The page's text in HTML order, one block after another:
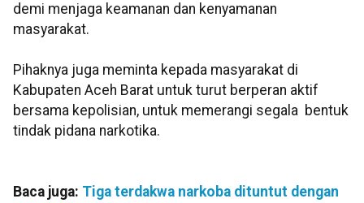
demi menjaga keamanan dan kenyamanan
masyarakat.
Pihaknya juga meminta kepada masyarakat di
Kabupaten Aceh Barat untuk turut berperan aktif
bersama kepolisian, untuk memerangi segala bentuk
tindak pidana narkotika.
Baca juga: Tiga terdakwa narkoba dituntut dengan